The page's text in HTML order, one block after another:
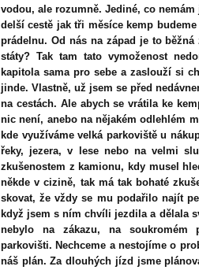
vodou, ale rozumně. Jediné, co
delší cestě jak tři měsíce kemp
prádelnu. Od nás na západ je to
státy? Tak tam tato vymoženost
kapitola sama pro sebe a zaslouží si
jinde. Vlastně, už jsem se před
na cestách. Ale abych se vrátila ke
nic není, anebo na nějakém odlehlém
kde využíváme velká parkoviště u
řeky, jezera, v lese nebo na velmi
zkušenostem z kamionu, kdy musel
někde v cizině, tak má tak bohaté
skovat, že vždy se mu podařilo najít
když jsem s ním chvíli jezdila a dělala
nebylo na zákazu, na soukromém
parkovišti. Nechceme a nestojíme o
náš plán. Za dlouhých jízd jsme